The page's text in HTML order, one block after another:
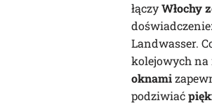
łączyWłochy
Landwasser.
kolejowych na
oknami
podziwiać